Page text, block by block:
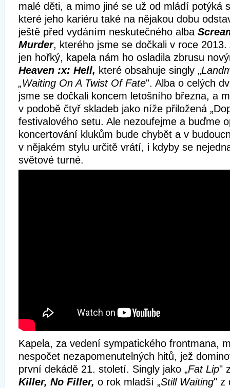
malé děti, a mimo jiné se už od mládí potýká
které jeho kariéru také na nějakou dobu
ještě před vydáním neskutečného alba
Murder, kterého jsme se dočkali v roce 2013.
jen hořký, kapela nám ho osladila zbrusu
Heaven :x: Hell, které obsahuje singly „
„Waiting On A Twist Of Fate". Alba o celých
jsme se dočkali koncem letošního března, a
v podobě čtyř skladeb jako níže přiložená
festivalového setu. Ale nezoufejme a buďme
koncertování klukům bude chybět a v
v nějakém stylu určitě vrátí, i kdyby se
světové turné.
Kapela, za vedení sympatického frontmana,
nespočet nezapomenutelných hitů, jež
první dekádě 21. století. Singly jako „Fat Lip"
Killer, No Filler, o rok mladší „Still Waiting" z